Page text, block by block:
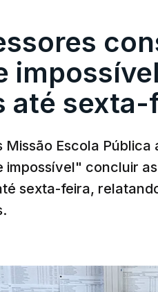
até sexta-
Escola
concluir
sexta-feira,